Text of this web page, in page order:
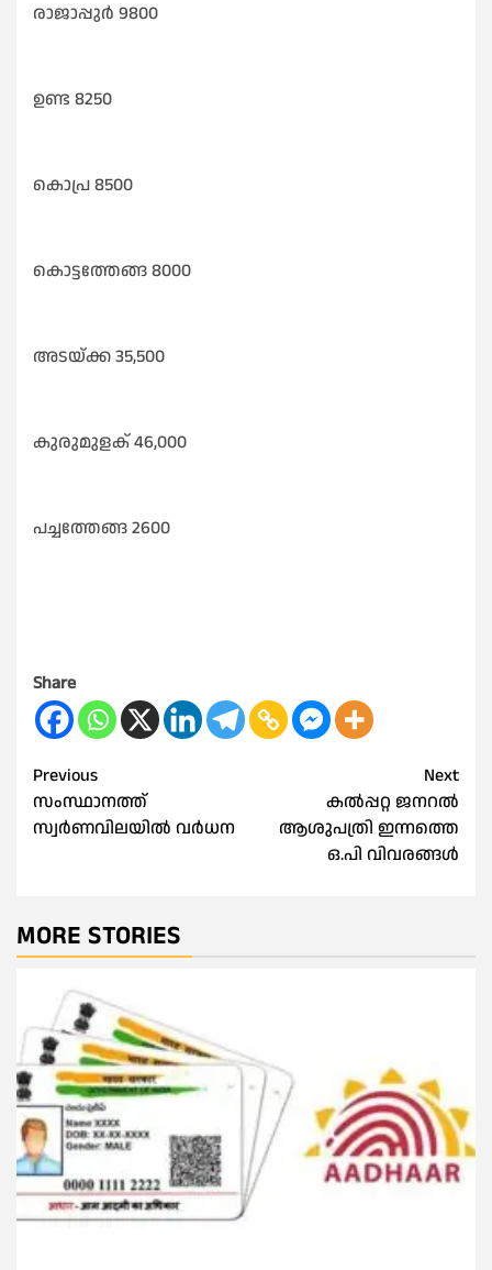
രാജാപ്പുർ 9800
ഉണ്ട 8250
കൊപ്ര 8500
കൊട്ടത്തേങ്ങ 8000
അടയ്ക്ക 35,500
കുരുമുളക് 46,000
പച്ചത്തേങ്ങ 2600
Share
Post
navigation
Previous
സംസ്ഥാനത്ത്
സ്വർണവിലയിൽ വർധന
Next
കൽപ്പറ്റ ജനറൽ
ആശുപത്രി ഇന്നത്തെ
ഒ.പി വിവരങ്ങൾ
MORE STORIES